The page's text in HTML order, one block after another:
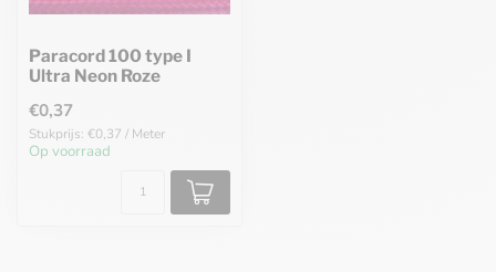
Paracord 100 type I
Ultra Neon Roze
€0,37
Stukprijs: €0,37 / Meter
Op voorraad